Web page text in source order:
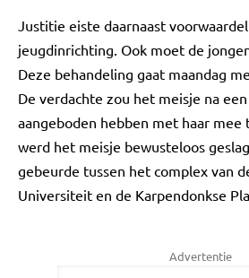
Justitie eiste daarnaast
jeugdinrichting. Ook moet de
Deze behandeling gaat maandag
De verdachte zou het meisje na
aangeboden hebben met haar mee
werd het meisje bewusteloos
gebeurde tussen het complex van
Universiteit en de Karpendonkse
Advertentie